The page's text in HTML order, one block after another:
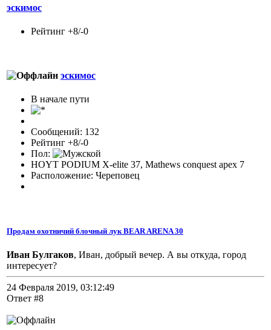
эскимос
Рейтинг +8/-0
эскимос
В начале пути
Сообщений: 132
Рейтинг +8/-0
Пол:
HOYT PODIUM X-elite 37, Mathews conquest apex 7
Расположение: Череповец
Продам охотничий блочный лук BEAR ARENA 30
Иван Булгаков, Иван, добрый вечер. А вы откуда, город
интересует?
24 Февраля 2019, 03:12:49
Ответ #8